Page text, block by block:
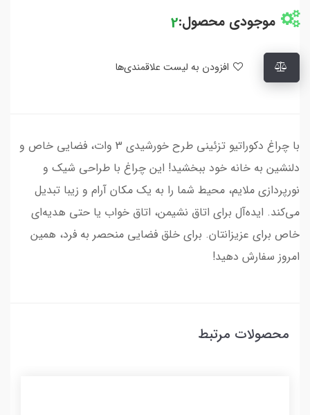
موجودی محصول:2
با چراغ دکوراتیو تزئینی طرح خورشیدی 3 وات، فضایی خاص و
دلنشین به خانه خود ببخشید! این چراغ با طراحی شیک و
نورپردازی ملایم، محیط شما را به یک مکان آرام و زیبا تبدیل
می‌کند. ایده‌آل برای اتاق نشیمن، اتاق خواب یا حتی هدیه‌ای
خاص برای عزیزانتان. برای خلق فضایی منحصر به فرد، همین
امروز سفارش دهید!
محصولات مرتبط